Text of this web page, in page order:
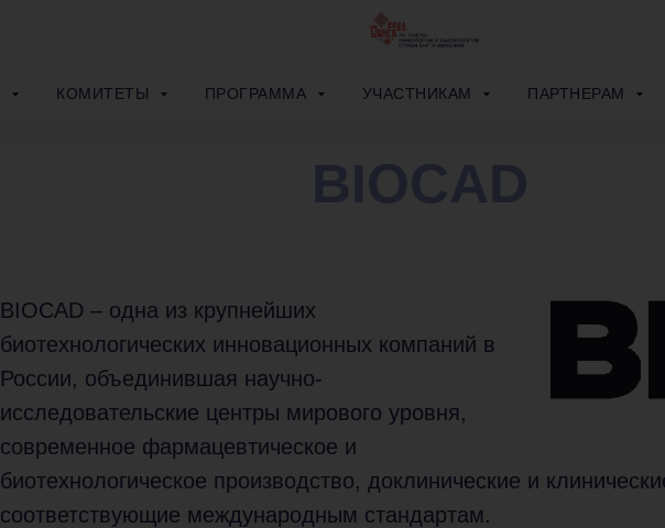
КОМИТЕТЫ ПРОГРАММА УЧАСТНИКАМ ПАРТНЕРАМ
BIOCAD – одна из крупнейших
биотехнологических инновационных компаний в
России, объединившая научно-
исследовательские центры мирового уровня,
современное фармацевтическое и
биотехнологическое производство, доклинические и
соответствующие международным стандартам.